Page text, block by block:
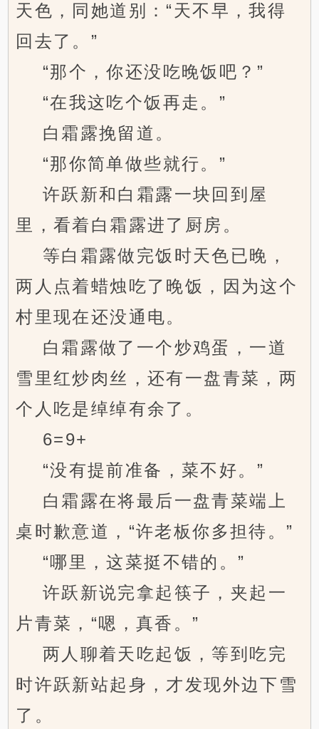
天色，同她道别：“天不早，我得
回去了。”
“那个，你还没吃晚饭吧？”
“在我这吃个饭再走。”
白霜露挽留道。
“那你简单做些就行。”
许跃新和白霜露一块回到屋
里，看着白霜露进了厨房。
等白霜露做完饭时天色已晚，
两人点着蜡烛吃了晚饭，因为这个
村里现在还没通电。
白霜露做了一个炒鸡蛋，一道
雪里红炒肉丝，还有一盘青菜，两
个人吃是绰绰有余了。
6=9+
“没有提前准备，菜不好。”
白霜露在将最后一盘青菜端上
桌时歉意道，“许老板你多担待。”
“哪里，这菜挺不错的。”
许跃新说完拿起筷子，夹起一
片青菜，“嗯，真香。”
两人聊着天吃起饭，等到吃完
时许跃新站起身，才发现外边下雪
了。